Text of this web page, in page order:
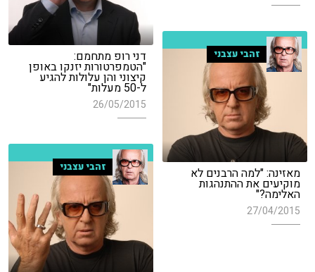
דני רופ מתחמם:
"הטמפרטורות יזנקו באופן
קיצוני והן עלולות להגיע
ל-50 מעלות"
26/05/2015
זהבי עצבני
מאזינה: "למה הרבנים לא
מוקיעים את ההתנהגות
האלימה?"
27/04/2015
זהבי עצבני